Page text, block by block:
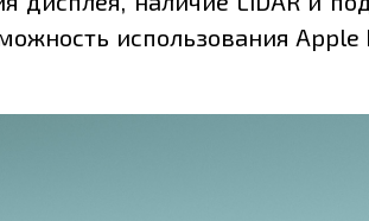
использования Apple